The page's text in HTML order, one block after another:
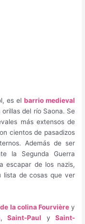
es el barrio medieval
del río Saona. Se
más extensos de
cientos de pasadizos
Además de ser
la Segunda Guerra
escapar de los nazis,
lista de cosas que ver
la colina Fourvièrey
,Saint-Paul y Saint-